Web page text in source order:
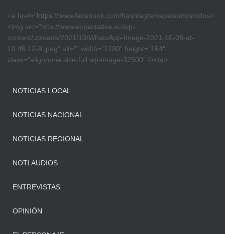
<a href=”https://www.facebook.com/hashtag/emapasomostodos>
<img src=”http://www.expectativa.ec/wp-
content/uploads/2021/10/WhatsApp-Image-2021-10-08-at-
10.45.12-8.jpeg” alt=”” width=”1280″ height=”164″
class=”alignnone size-full wp-image-32500″ /></a>
NOTICIAS LOCAL
NOTICIAS NACIONAL
NOTICIAS REGIONAL
NOTI AUDIOS
ENTREVISTAS
OPINIÓN